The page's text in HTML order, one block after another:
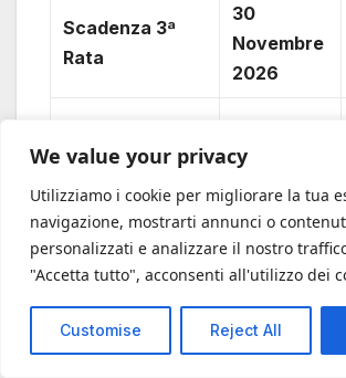
We value your privacy
Utilizziamo i cookie per migliorare la tua
navigazione, mostrarti annunci o
personalizzati e analizzare il nostro
"Accetta tutto", acconsenti all'utilizzo dei
Customise Reject All
Scadenza 3ª
Rata
30
Novembre
2026
Avvio
Lunga
Dal 2027
al 2034
Ultime Rate
Maggio
2035